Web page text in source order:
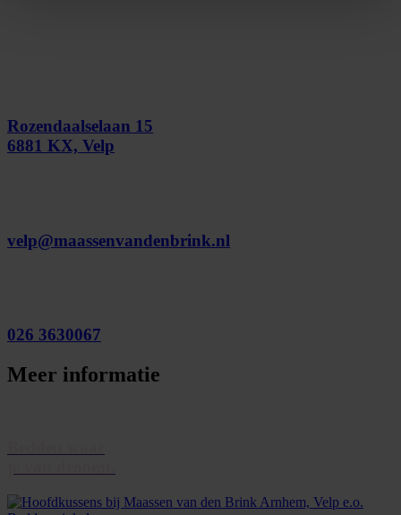
Rozendaalselaan 15
6881 KX, Velp
velp@maassenvandenbrink.nl
026 3630067
Meer informatie